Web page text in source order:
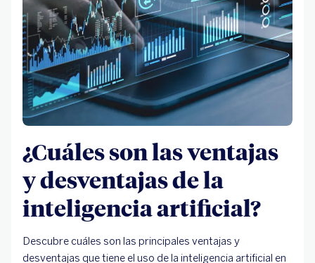
¿Cuáles son las ventajas
y desventajas de la
inteligencia artificial?
Descubre cuáles son las principales ventajas y
desventajas que tiene el uso de la inteligencia artificial en